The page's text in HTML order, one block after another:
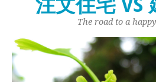
注文住宅 VS
The road to a